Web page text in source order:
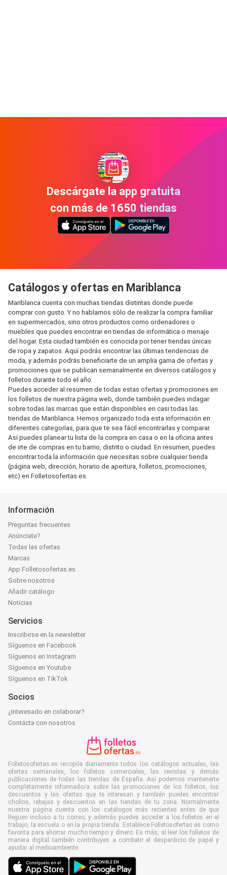
Descárgate la app gratuita
con más de 1650 tiendas
Catálogos y ofertas en Mariblanca
Mariblanca cuenta con muchas tiendas distintas donde puede
comprar con gusto. Y no hablamos sólo de realizar la compra familiar
en supermercados, sino otros productos como ordenadores o
muebles que puedes encontrar en tiendas de informática o menaje
del hogar. Esta ciudad también es conocida por tener tiendas únicas
de ropa y zapatos. Aquí podrás encontrar las últimas tendencias de
moda, y además podrás beneficiarte de un amplia gama de ofertas y
promociones que se publican semanalmente en diversos catálogos y
folletos durante todo el año.
Puedes acceder al resumen de todas estas ofertas y promociones en
los folletos de nuestra página web, donde también puedes indagar
sobre todas las marcas que están disponibles en casi todas las
tiendas de Mariblanca. Hemos organizado toda esta información en
diferentes categorías, para que te sea fácil encontrarlas y comparar.
Así puedes planear tu lista de la compra en casa o en la oficina antes
de irte de compras en tu barrio, distrito o ciudad. En resumen, puedes
encontrar toda la información que necesitas sobre cualquier tienda
(página web, dirección, horario de apertura, folletos, promociones,
etc) en Folletosofertas.es.
Información
Preguntas frecuentes
Anúnciate?
Todas las ofertas
Marcas
App Folletosofertas.es
Sobre nosotros
Añadir catálogo
Noticias
Servicios
Inscribirse en la newsletter
Síguenos en Facebook
Síguenos en Instagram
Síguenos en Youtube
Síguenos en TikTok
Socios
¿Interesado en colaborar?
Contácta con nosotros
Folletosofertas.es recopila diariamente todos los catálogos actuales, las
ofertas semanales, los folletos comerciales, las revistas y demás
publicaciones de todas las tiendas de España. Así podemos mantenerte
completamente informado/a sobre las promociones de los folletos, los
descuentos y las ofertas que te interesan y también puedes encontrar
chollos, rebajas y descuentos en las tiendas de tu zona. Normalmente
nuestra página cuenta con los catálogos más recientes antes de que
lleguen incluso a tu correo, y además puedes acceder a los folletos en el
trabajo, la escuela o en la propia tienda. Establece Folletosofertas.es como
favorita para ahorrar mucho tiempo y dinero. Es más, al leer los folletos de
manera digital también contribuyes a combatir el desperdicio de papel y
ayudar al medioambiente.